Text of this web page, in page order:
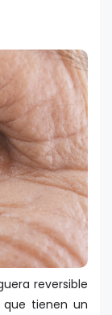
reversible
que tienen un